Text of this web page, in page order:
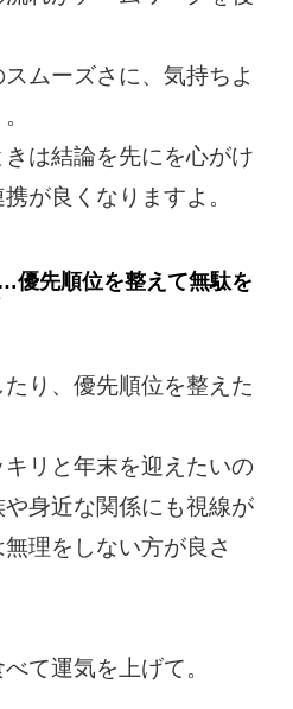
ムーズさに、気持ちよ
は結論を先にを心がけ
が良くなりますよ。
優先順位を整えて無駄を
り、優先順位を整えた
リと年末を迎えたいの
身近な関係にも視線が
理をしない方が良さ
て運気を上げて。